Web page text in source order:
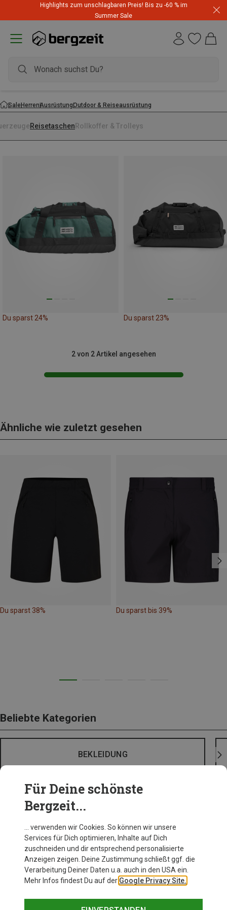
Highlights zum unschlagbaren Preis! Bis zu -60 % im
Summer Sale
SaleHerrenAusrüstungOutdoor & Reiseausrüstung
Reisetaschen Rollkoffer & Trolleys
Du sparst 24% Du sparst 23%
2 von 2 Artikel angesehen
Ähnliche wie zuletzt gesehen
Du sparst 38% Du sparst bis 39%
Beliebte Kategorien
BEKLEIDUNG
Für Deine schönste
Bergzeit...
… verwenden wir Cookies. So können wir unsere
Services für Dich optimieren, Inhalte auf Dich
zuschneiden und dir entsprechend personalisierte
Anzeigen zeigen. Deine Zustimmung schließt ggf. die
Verarbeitung Deiner Daten u.a. auch in den USA ein.
Mehr Infos findest Du auf der Google Privacy Site.